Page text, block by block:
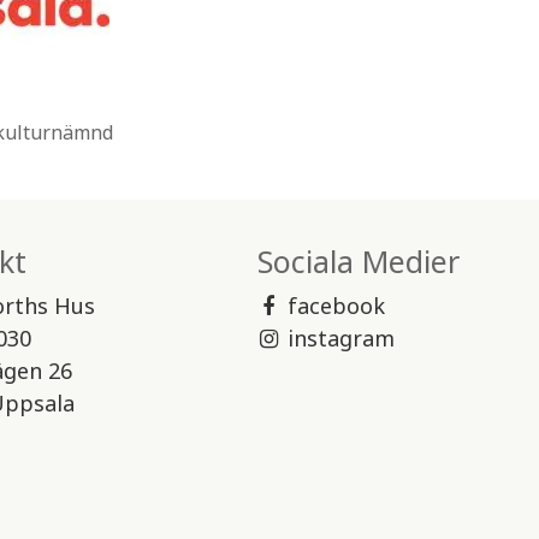
Hus
26
Sociala Medier
facebook
instagram